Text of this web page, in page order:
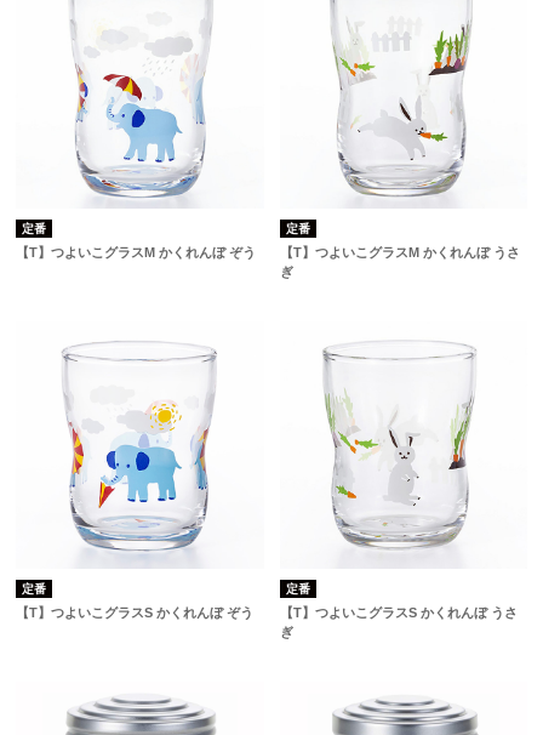
定番
【T】つよいこグラスM かくれんぼ ぞう
定番
【T】つよいこグラスM かくれんぼ うさ
ぎ
定番
【T】つよいこグラスS かくれんぼ ぞう
定番
【T】つよいこグラスS かくれんぼ うさ
ぎ